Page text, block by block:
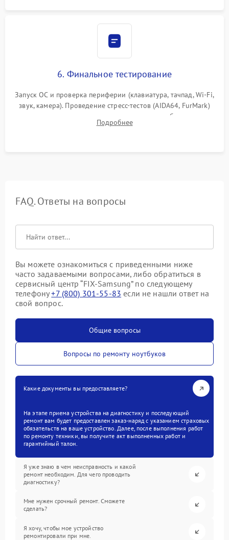
6. Финальное тестирование
Запуск ОС и проверка периферии (клавиатура, тачпад, Wi-Fi,
звук, камера). Проведение стресс-тестов (AIDA64, FurMark)
для контроля температурного режима и стабильности
системы под пиковой нагрузкой.
Подробнее
FAQ. Ответы на вопросы
Вы можете ознакомиться с приведенными ниже
часто задаваемыми вопросами, либо обратиться в
сервисный центр “FIX-Samsung” по следующему
телефону+7 (800) 301-55-83 если не нашли ответ на
свой вопрос.
Общие вопросы
Вопросы по ремонту ноутбуков
Какие документы вы предоставляете?
На этапе приема устройства на диагностику и последующий
ремонт вам будет предоставлен заказ-наряд с указанием страховых
обязательств на ваше устройство. Далее, после выполнения работ
по ремонту техники, вы получите акт выполненных работ и
гарантийный талон.
Я уже знаю в чем неисправность и какой
ремонт необходим. Для чего проводить
диагностику?
Мне нужен срочный ремонт. Сможете
сделать?
Я хочу, чтобы мое устройство
ремонтировали при мне.